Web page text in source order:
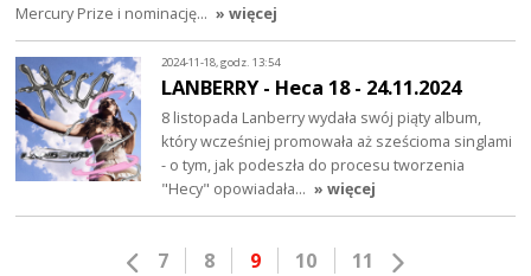
Mercury Prize i nominację… » więcej
2024-11-18, godz. 13:54
LANBERRY - Heca 18 - 24.11.2024
8 listopada Lanberry wydała swój piąty album,
który wcześniej promowała aż sześcioma singlami
- o tym, jak podeszła do procesu tworzenia
"Hecy" opowiadała… » więcej
7 8 9 10 11